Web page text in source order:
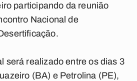
participando da reunião
Nacional de
será realizado entre os dias 3
(BA) e Petrolina (PE),